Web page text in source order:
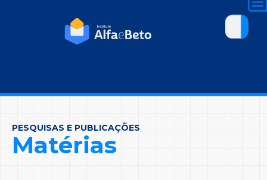
PESQUISAS E PUBLICAÇÕES
Matérias